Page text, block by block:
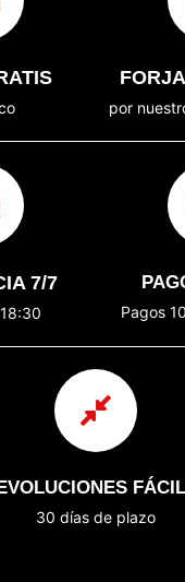
por
7/7
Pagos
30 días de plazo